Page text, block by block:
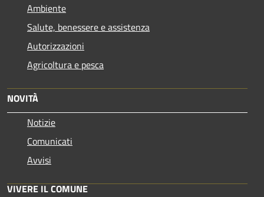
Ambiente
Salute, benessere e assistenza
Autorizzazioni
Agricoltura e pesca
NOVITÀ
Notizie
Comunicati
Avvisi
VIVERE IL COMUNE